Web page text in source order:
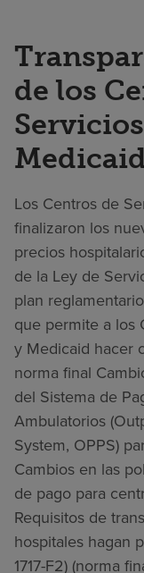
de los
Los Centros de
finalizaron los
precios
de la Ley de
plan
que permite a los
y Medicaid hacer
norma final
del Sistema de
Ambulatorios
System, OPPS)
Cambios en las
de pago para
Requisitos de
hospitales hagan
1717-F2) (norma